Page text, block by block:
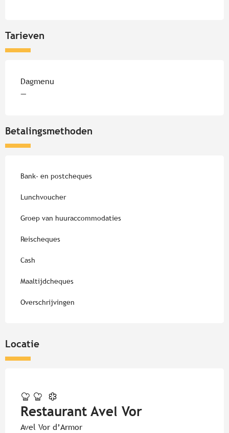
Tarieven
Tarieven 2026
Dagmenu
—
Betalingsmethoden
Bank- en postcheques
Lunchvoucher
Groep van huuraccommodaties
Reischeques
Cash
Maaltijdcheques
Overschrijvingen
Locatie
Restaurant Avel Vor
Avel Vor d’Armor